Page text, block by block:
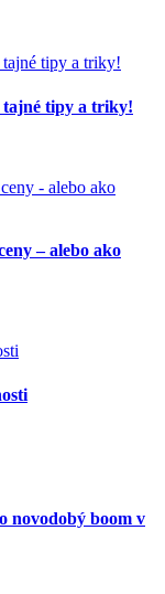
tajné tipy a triky!
– alebo ako
novodobý boom v